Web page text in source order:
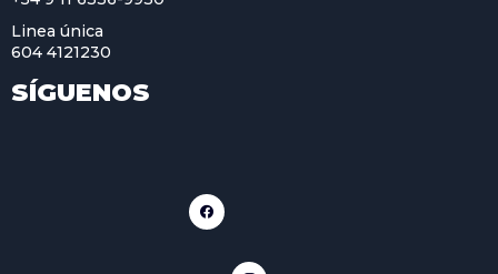
Linea única
604 4121230
SÍGUENOS